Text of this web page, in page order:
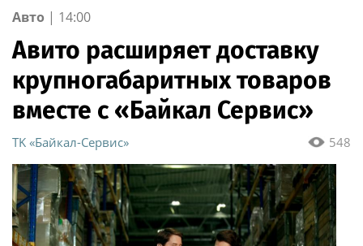
Авто | 14:00
Авито расширяет доставку
крупногабаритных товаров
вместе с «Байкал Сервис»
548
ТK «Байкал-Сервис»